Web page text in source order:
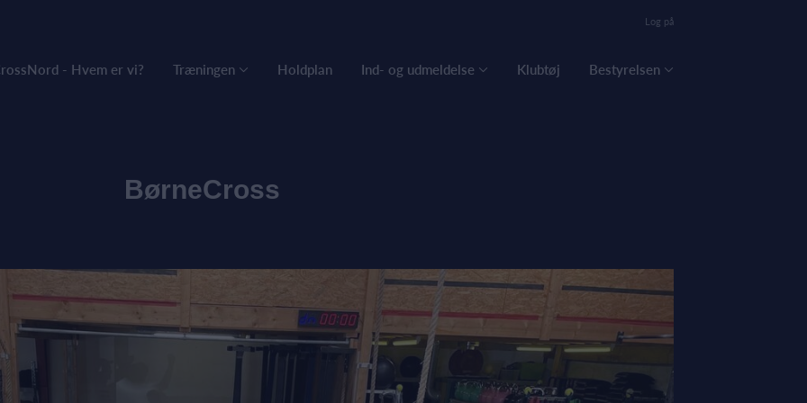
Log på
- Hvem er vi? Træningen Holdplan Ind- og udmeldelse Klubtøj Bestyrelsen
BørneCross